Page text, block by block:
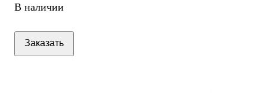
В наличии
Заказать